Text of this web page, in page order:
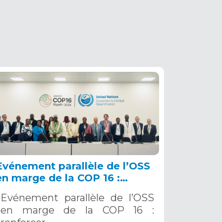
parallèle de l’OSS
marge de la COP 16 :
grâce aux Systèmes d’Alerte
Précoce Multirisques. 12
Evénement parallèle de l’OSS
en marge de la COP 16 :